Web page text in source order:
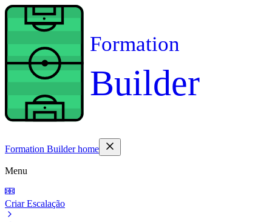
Formation
Builder
Formation Builder home
Menu
Criar Escalação